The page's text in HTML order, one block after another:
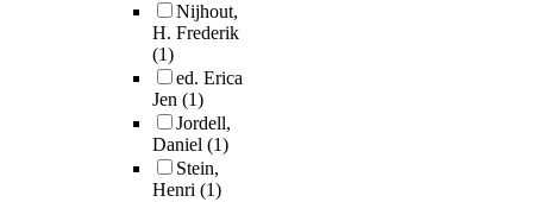
Nijhout,
H. Frederik
(1)
ed. Erica
Jen (1)
Jordell,
Daniel (1)
Stein,
Henri (1)